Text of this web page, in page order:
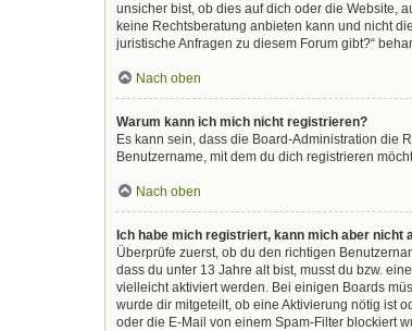
unsicher bist, ob dies auf dich oder die Website,
keine Rechtsberatung anbieten kann und nicht
juristische Anfragen zu diesem Forum gibt?“
Nach oben
Warum kann ich mich nicht registrieren?
Es kann sein, dass die Board-Administration die
Benutzername, mit dem du dich registrieren
Nach oben
Ich habe mich registriert, kann mich aber nicht
Überprüfe zuerst, ob du den richtigen
dass du unter 13 Jahre alt bist, musst du bzw.
vielleicht aktiviert werden. Bei einigen Boards
wurde dir mitgeteilt, ob eine Aktivierung nötig ist
oder die E-Mail von einem Spam-Filter blockiert